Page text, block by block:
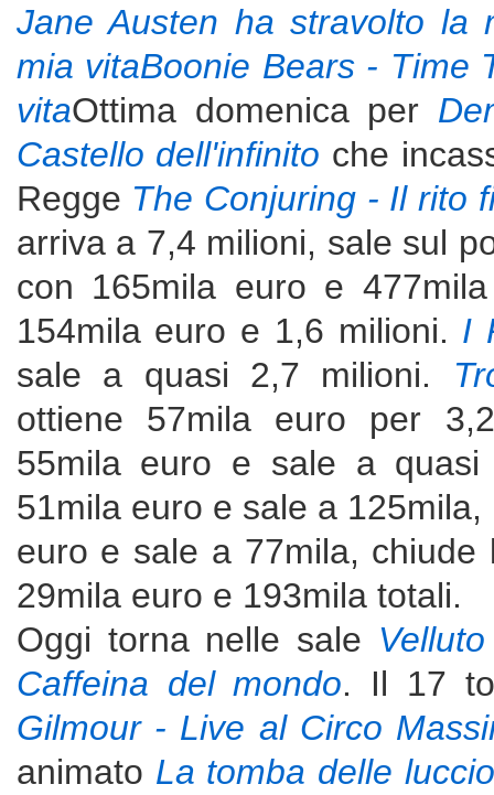
Jane Austen ha stravolto la
mia vitaBoonie Bears - Time
vitaOttima domenica per
Castello dell'infinito che
Regge The Conjuring - Il rito
arriva a 7,4 milioni, sale sul
con 165mila euro e
154mila euro e 1,6 milioni. I
sale a quasi 2,7 milioni.
ottiene 57mila euro per
55mila euro e sale a
51mila euro e sale a 125mila,
euro e sale a 77mila,
29mila euro e 193mila totali.
Oggi torna nelle sale
Caffeina del mondo. Il 17
Gilmour - Live al Circo
animato La tomba delle